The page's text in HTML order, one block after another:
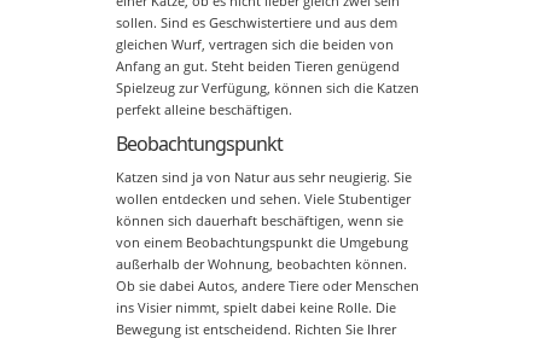
sollen. Sind es Geschwistertiere und aus dem
gleichen Wurf, vertragen sich die beiden von
Anfang an gut. Steht beiden Tieren genügend
Spielzeug zur Verfügung, können sich die Katzen
perfekt alleine beschäftigen.
Beobachtungspunkt
Katzen sind ja von Natur aus sehr neugierig. Sie
wollen entdecken und sehen. Viele Stubentiger
können sich dauerhaft beschäftigen, wenn sie
von einem Beobachtungspunkt die Umgebung
außerhalb der Wohnung, beobachten können.
Ob sie dabei Autos, andere Tiere oder Menschen
ins Visier nimmt, spielt dabei keine Rolle. Die
Bewegung ist entscheidend. Richten Sie Ihrer